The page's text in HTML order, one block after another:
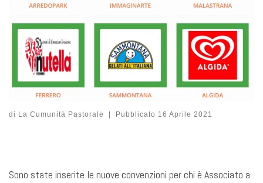
di La Cumunità Pastorale | Pubblicato 16 Aprile 2021
Sono state inserite le nuove convenzioni per chi è Associato a